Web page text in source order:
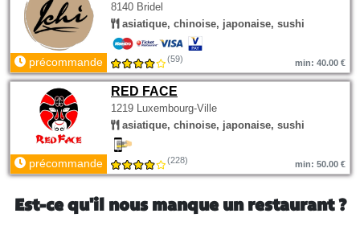
8140 Bridel
asiatique, chinoise, japonaise, sushi
précommande (59) min: 40.00 €
RED FACE
1219 Luxembourg-Ville
asiatique, chinoise, japonaise, sushi
précommande (228) min: 50.00 €
Est-ce qu'il nous manque un restaurant ?